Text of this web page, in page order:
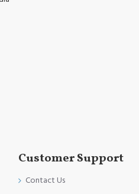
Customer Support
Contact Us